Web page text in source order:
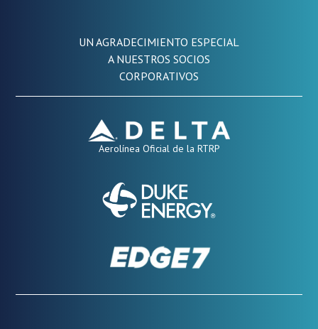
UN AGRADECIMIENTO ESPECIAL
A NUESTROS SOCIOS
CORPORATIVOS
Aerolínea Oficial de la RTRP